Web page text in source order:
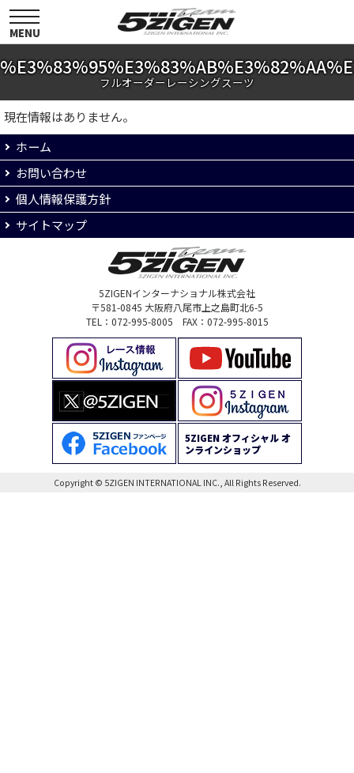
toggle
navigation
MENU
フルオーダーレーシングスーツ
現在情報はありません。
ホーム
お問い合わせ
個人情報保護方針
サイトマップ
5ZIGENインターナショナル株式会社
〒581-0845 大阪府八尾市上之島町北6-5
TEL：072-995-8005 FAX：072-995-8015
5ZIGEN オフィシャル オ
ンラインショップ
Copyright © 5ZIGEN INTERNATIONAL INC., All Rights Reserved.